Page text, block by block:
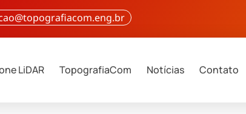
LiDAR TopografiaCom Notícias Contato